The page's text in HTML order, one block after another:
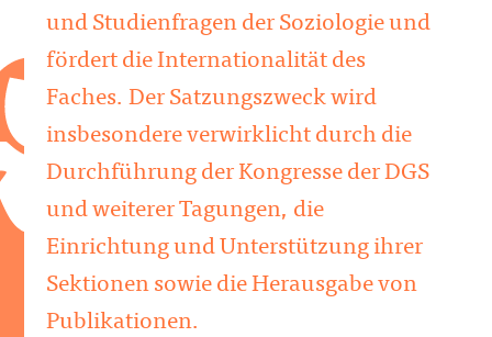
und Studienfragen der Soziologie und
fördert die Internationalität des
Faches. Der Satzungszweck wird
insbesondere verwirklicht durch die
Durchführung der Kongresse der DGS
und weiterer Tagungen, die
Einrichtung und Unterstützung ihrer
Sektionen sowie die Herausgabe von
Publikationen.